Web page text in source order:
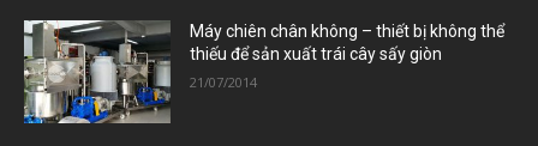
Máy chiên chân không – thiết bị không thể
thiếu để sản xuất trái cây sấy giòn
21/07/2014